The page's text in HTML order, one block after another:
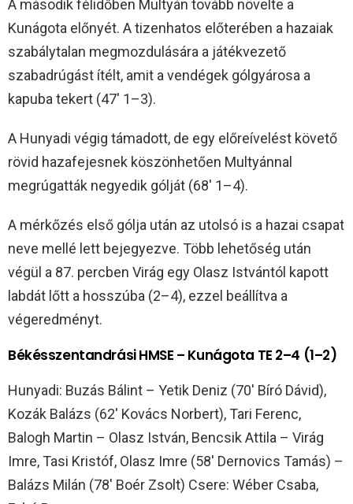
A második félidőben Multyán tovább növelte a
Kunágota előnyét. A tizenhatos előterében a hazaiak
szabálytalan megmozdulására a játékvezető
szabadrúgást ítélt, amit a vendégek gólgyárosa a
kapuba tekert (47′ 1–3).
A Hunyadi végig támadott, de egy előreívelést követő
rövid hazafejesnek köszönhetően Multyánnal
megrúgatták negyedik gólját (68′ 1–4).
A mérkőzés első gólja után az utolsó is a hazai csapat
neve mellé lett bejegyezve. Több lehetőség után
végül a 87. percben Virág egy Olasz Istvántól kapott
labdát lőtt a hosszúba (2–4), ezzel beállítva a
végeredményt.
Békésszentandrási HMSE – Kunágota TE 2–4 (1–2)
Hunyadi: Buzás Bálint – Yetik Deniz (70′ Bíró Dávid),
Kozák Balázs (62′ Kovács Norbert), Tari Ferenc,
Balogh Martin – Olasz István, Bencsik Attila – Virág
Imre, Tasi Kristóf, Olasz Imre (58′ Dernovics Tamás) –
Balázs Milán (78′ Boér Zsolt) Csere: Wéber Csaba,